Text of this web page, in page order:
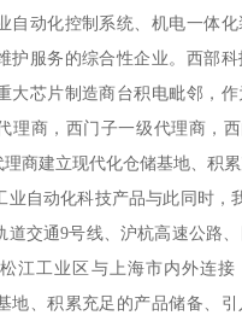
自动化控制系统、机电一体
护服务的综合性企业。西部
大芯片制造商台积电毗邻，
理商，西门子一级代理商，
商建立现代化仓储基地、积
业自动化科技产品与此同时，
道交通9号线、沪杭高速公路
江工业区与上海市内外连接
地、积累充足的产品储备、